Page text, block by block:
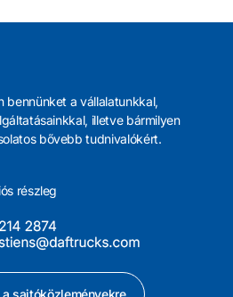
bennünket a vállalatunkkal,
illetve bármilyen
bővebb tudnivalókért.
részleg
sajtóközleményekre